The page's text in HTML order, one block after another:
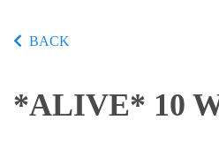
BACK
*ALIVE* 10